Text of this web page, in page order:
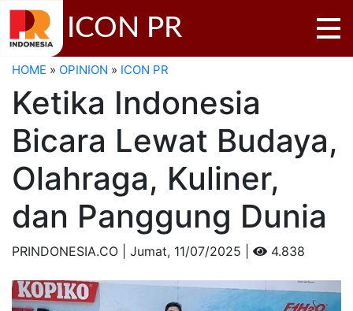
ICON PR
HOME » OPINION » ICON PR
Ketika Indonesia
Bicara Lewat Budaya,
Olahraga, Kuliner,
dan Panggung Dunia
PRINDONESIA.CO | Jumat, 11/07/2025 | 4.838